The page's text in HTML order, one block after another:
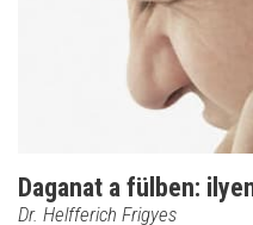
Daganat a fülben:
Dr. Helfferich Frigyes